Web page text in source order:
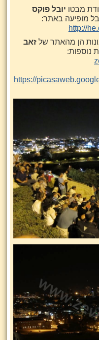
מבטו יובל פוקס
מופיעה באתר:
http://
הן מהאתר של זאב
נוספות:
https://